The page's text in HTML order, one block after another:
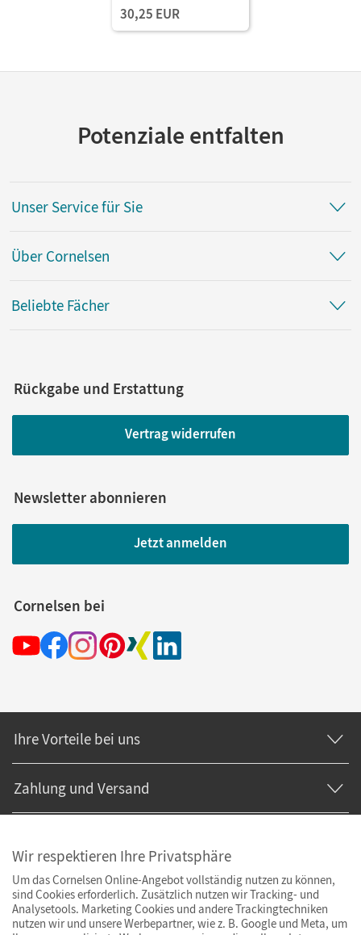
30,25 EUR
Potenziale entfalten
Unser Service für Sie
Über Cornelsen
Beliebte Fächer
Rückgabe und Erstattung
Vertrag widerrufen
Newsletter abonnieren
Jetzt anmelden
Cornelsen bei
Ihre Vorteile bei uns
Zahlung und Versand
Wir respektieren Ihre Privatsphäre
Um das Cornelsen Online-Angebot vollständig nutzen zu können,
sind Cookies erforderlich. Zusätzlich nutzen wir Tracking- und
Analysetools. Marketing Cookies und andere Trackingtechniken
nutzen wir und unsere Werbepartner, wie z. B. Google und Meta, um